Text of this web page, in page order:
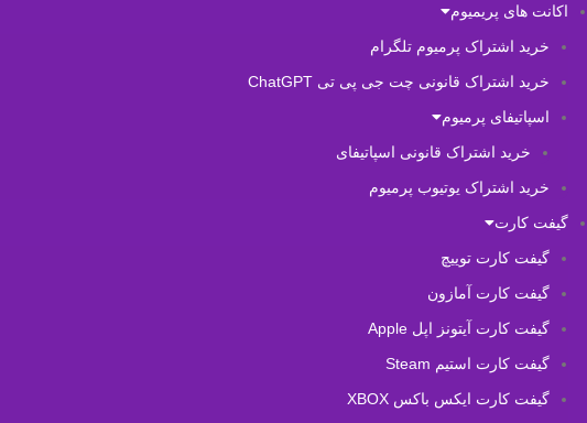
اکانت های پریمیوم
خرید اشتراک پرمیوم تلگرام
خرید اشتراک قانونی چت جی پی تی ChatGPT
اسپاتیفای پرمیوم
خرید اشتراک قانونی اسپاتیفای
خرید اشتراک یوتیوب پرمیوم
گیفت کارت
گیفت کارت توییچ
گیفت کارت آمازون
گیفت کارت آیتونز اپل Apple
گیفت کارت استیم Steam
گیفت کارت ایکس باکس XBOX